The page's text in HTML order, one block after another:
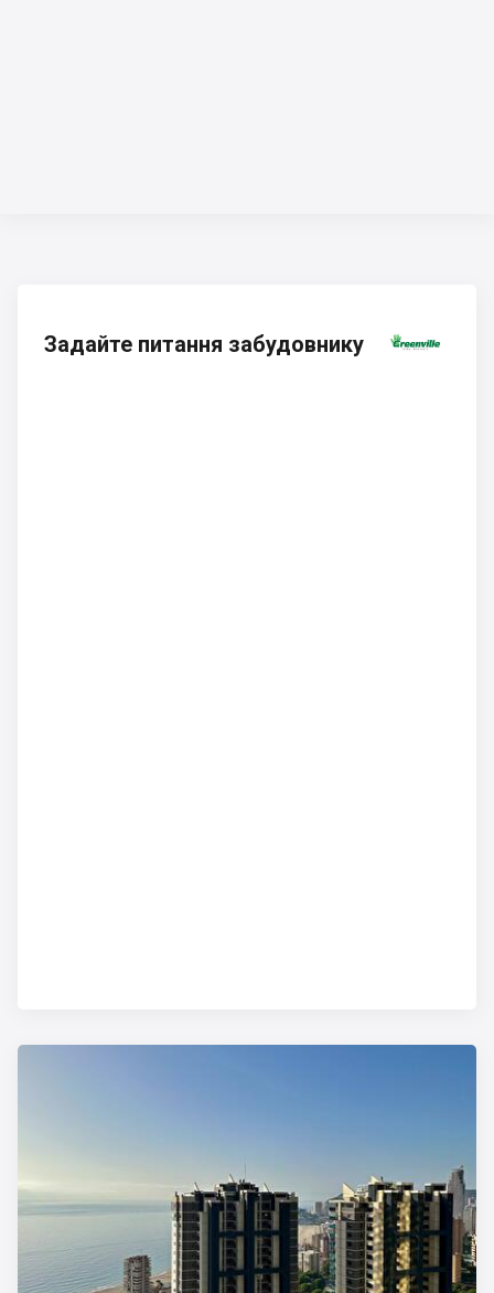
Задайте питання забудовнику